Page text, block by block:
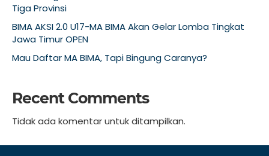
Tiga Provinsi
BIMA AKSI 2.0 U17-MA BIMA Akan Gelar Lomba Tingkat
Jawa Timur OPEN
Mau Daftar MA BIMA, Tapi Bingung Caranya?
Recent Comments
Tidak ada komentar untuk ditampilkan.